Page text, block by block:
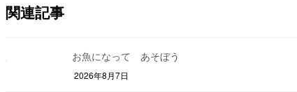
関連記事
お魚になって あそぼう
2026年8月7日